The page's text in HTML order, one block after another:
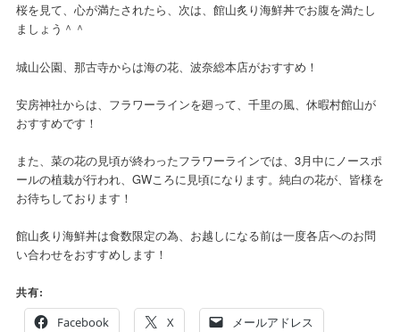
桜を見て、心が満たされたら、次は、館山炙り海鮮丼でお腹を満たし
ましょう＾＾
城山公園、那古寺からは海の花、波奈総本店がおすすめ！
安房神社からは、フラワーラインを廻って、千里の風、休暇村館山が
おすすめです！
また、菜の花の見頃が終わったフラワーラインでは、3月中にノースポ
ールの植栽が行われ、GWころに見頃になります。純白の花が、皆様を
お待ちしております！
館山炙り海鮮丼は食数限定の為、お越しになる前は一度各店へのお問
い合わせをおすすめします！
共有:
Facebook
X メールアドレス